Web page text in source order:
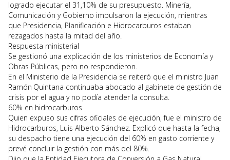
logrado ejecutar el 31,10% de su presupuesto. Minería,
Comunicación y Gobierno impulsaron la ejecución, mientras
que Presidencia, Planificación e Hidrocarburos estaban
rezagados hasta la mitad del año.
Respuesta ministerial
Se gestionó una explicación de los ministerios de Economía y
Obras Públicas, pero no respondieron.
En el Ministerio de la Presidencia se reiteró que el ministro Juan
Ramón Quintana continuaba abocado al gabinete de gestión de
crisis por el agua y no podía atender la consulta.
60% en hidrocarburos
Quien expuso sus cifras oficiales de ejecución, fue el ministro de
Hidrocarburos, Luis Alberto Sánchez. Explicó que hasta la fecha,
su despacho tiene una ejecución del 60% en gasto corriente y
prevé concluir la gestión con más del 80%.